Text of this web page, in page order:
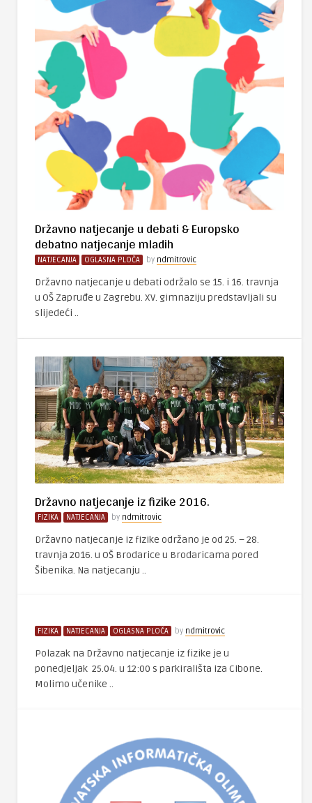
Državno natjecanje u debati & Europsko
debatno natjecanje mladih
NATJECANJA OGLASNA PLOČA by ndmitrovic
Državno natjecanje u debati održalo se 15. i 16. travnja
u OŠ Zapruđe u Zagrebu. XV. gimnaziju predstavljali su
slijedeći ..
Državno natjecanje iz fizike 2016.
FIZIKA NATJECANJA by ndmitrovic
Državno natjecanje iz fizike održano je od 25. – 28.
travnja 2016. u OŠ Brodarice u Brodaricama pored
Šibenika. Na natjecanju ..
FIZIKA NATJECANJA OGLASNA PLOČA by ndmitrovic
Polazak na Državno natjecanje iz fizike je u
ponedjeljak 25.04. u 12:00 s parkirališta iza Cibone.
Molimo učenike ..